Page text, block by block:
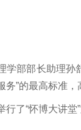
学部部长助理孙
务”的最高标准
行了“怀博大讲堂”